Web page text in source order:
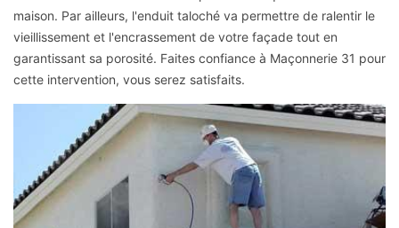
maison. Par ailleurs, l'enduit taloché va permettre de ralentir le
vieillissement et l'encrassement de votre façade tout en
garantissant sa porosité. Faites confiance à Maçonnerie 31 pour
cette intervention, vous serez satisfaits.